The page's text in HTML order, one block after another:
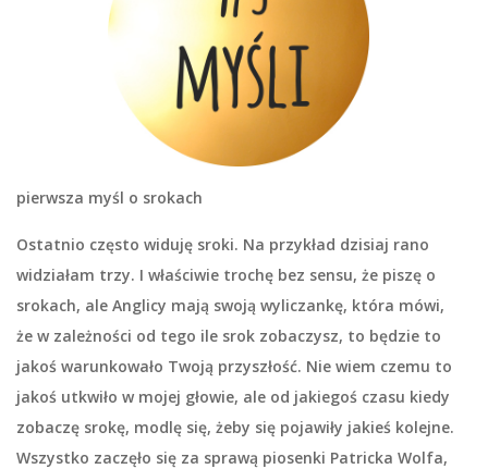
pierwsza myśl o srokach
Ostatnio często widuję sroki. Na przykład dzisiaj rano
widziałam trzy. I właściwie trochę bez sensu, że piszę o
srokach, ale Anglicy mają swoją wyliczankę, która mówi,
że w zależności od tego ile srok zobaczysz, to będzie to
jakoś warunkowało Twoją przyszłość. Nie wiem czemu to
jakoś utkwiło w mojej głowie, ale od jakiegoś czasu kiedy
zobaczę srokę, modlę się, żeby się pojawiły jakieś kolejne.
Wszystko zaczęło się za sprawą piosenki Patricka Wolfa,